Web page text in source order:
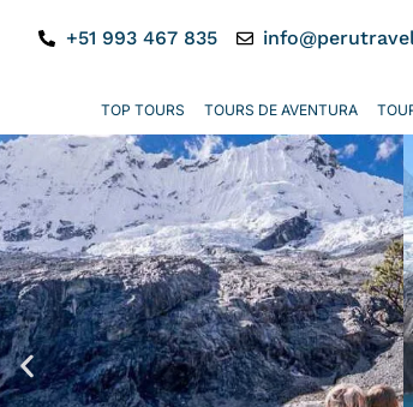
+51 993 467 835
TOP TOURS TOURS DE AVENTURA